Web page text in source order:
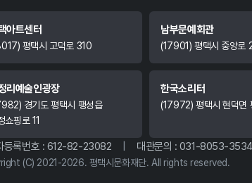
아트센터
평택시 고덕로 310
남부문예회관
(17901) 평택시 중앙로
리예술인광장
경기도 평택시 팽성읍
쇼핑로 11
한국소리터
(17972) 평택시 현덕면
등록번호 : 612-82-23082 대관문의 : 031-8053-3534
(C) 2021-2026. 평택시문화재단. All rights reserved.